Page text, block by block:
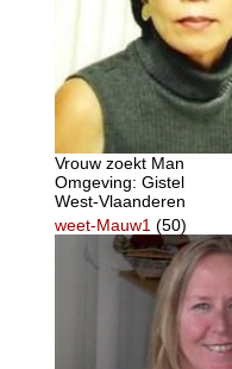
Vrouw zoekt Man
Omgeving: Gistel
West-Vlaanderen
weet-Mauw1 (50)